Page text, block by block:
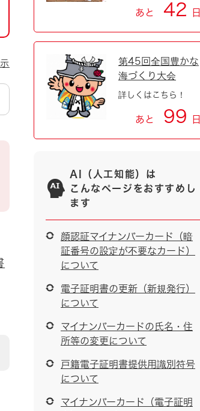
あと 42 日
第45回全国豊かな
海づくり大会
詳しくはこちら！
あと 99 日
AI（人工知能）は
こんなページをおすすめし
ます
顔認証マイナンバーカード（暗
証番号の設定が不要なカード）
について
電子証明書の更新（新規発行）
について
マイナンバーカードの氏名・住
所等の変更について
戸籍電子証明書提供用識別符号
について
マイナンバーカード（電子証明